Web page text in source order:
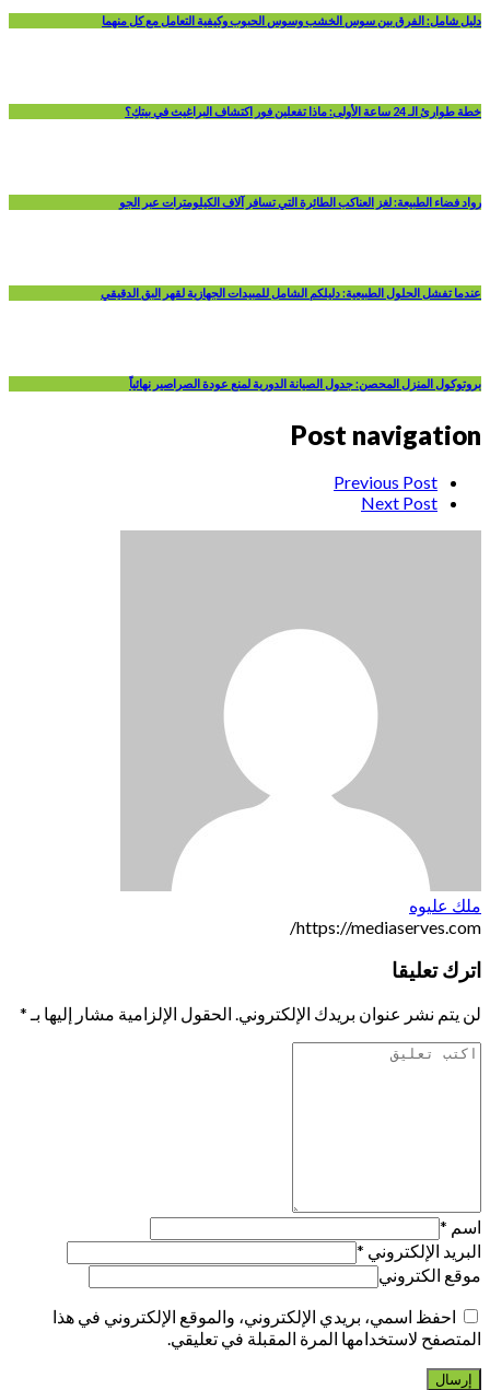
دليل شامل: الفرق بين سوس الخشب وسوس الحبوب وكيفية التعامل مع كل منهما
خطة طوارئ الـ 24 ساعة الأولى: ماذا تفعلين فور اكتشاف البراغيث في بيتكِ؟
رواد فضاء الطبيعة: لغز العناكب الطائرة التي تسافر آلاف الكيلومترات عبر الجو
عندما تفشل الحلول الطبيعية: دليلكم الشامل للمبيدات الجهازية لقهر البق الدقيقي
بروتوكول المنزل المحصن: جدول الصيانة الدورية لمنع عودة الصراصير نهائياً
Post navigation
Previous Post
Next Post
ملك عليوه
https://mediaserves.com/
اترك تعليقا
لن يتم نشر عنوان بريدك الإلكتروني. الحقول الإلزامية مشار إليها بـ *
اسم *
البريد الإلكتروني *
موقع الكتروني
احفظ اسمي، بريدي الإلكتروني، والموقع الإلكتروني في هذا
المتصفح لاستخدامها المرة المقبلة في تعليقي.